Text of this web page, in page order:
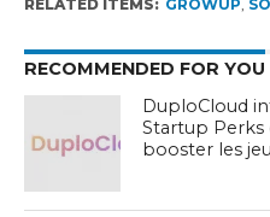
RELATED ITEMS: GROWUP,
RECOMMENDED FOR YOU
DuploCloud
Startup Perks
booster les